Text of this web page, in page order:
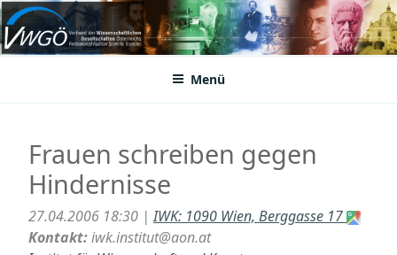
Zum
Inhalt
springenVWGÖ
Federation of Austrian Scientific Societies
Menü
Frauen schreiben gegen
Hindernisse
27.04.2006 18:30 |IWK: 1090 Wien, Berggasse 17
Kontakt:iwk.institut@aon.at